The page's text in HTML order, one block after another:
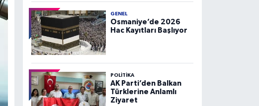
GENEL
Osmaniye’de 2026
Hac Kayıtları Başlıyor
POLITIKA
AK Parti’den Balkan
Türklerine Anlamlı
Ziyaret